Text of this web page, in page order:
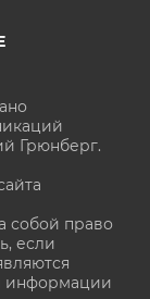
Грюнберг.
собой право
если
информации